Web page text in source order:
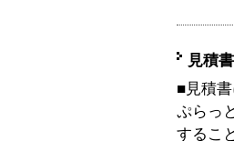
見積
■見積
ぷらっ
するこ